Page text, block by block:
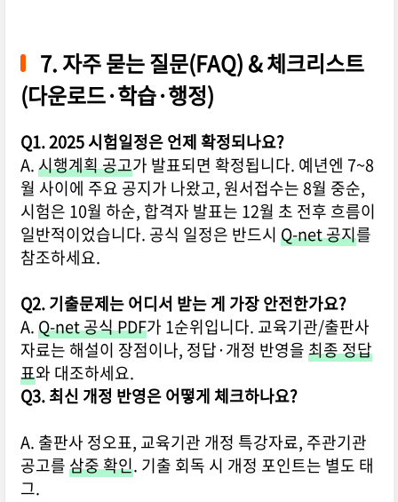
7. 자주 묻는 질문(FAQ) & 체크리스트
(다운로드·학습·행정)
Q1. 2025 시험일정은 언제 확정되나요?
A.시행계획 공고가 발표되면 확정됩니다. 예년엔 7~8
월 사이에 주요 공지가 나왔고, 원서접수는 8월 중순,
시험은 10월 하순, 합격자 발표는 12월 초 전후 흐름이
일반적이었습니다. 공식 일정은 반드시 Q-net 공지를
참조하세요.
Q2. 기출문제는 어디서 받는 게 가장 안전한가요?
A.Q-net 공식 PDF가 1순위입니다. 교육기관/출판사
자료는 해설이 장점이나, 정답·개정 반영을최종 정답
표와 대조하세요.
Q3. 최신 개정 반영은 어떻게 체크하나요?
A. 출판사 정오표, 교육기관 개정 특강자료, 주관기관
공고를삼중 확인. 기출 회독 시 개정 포인트는 별도 태
그.